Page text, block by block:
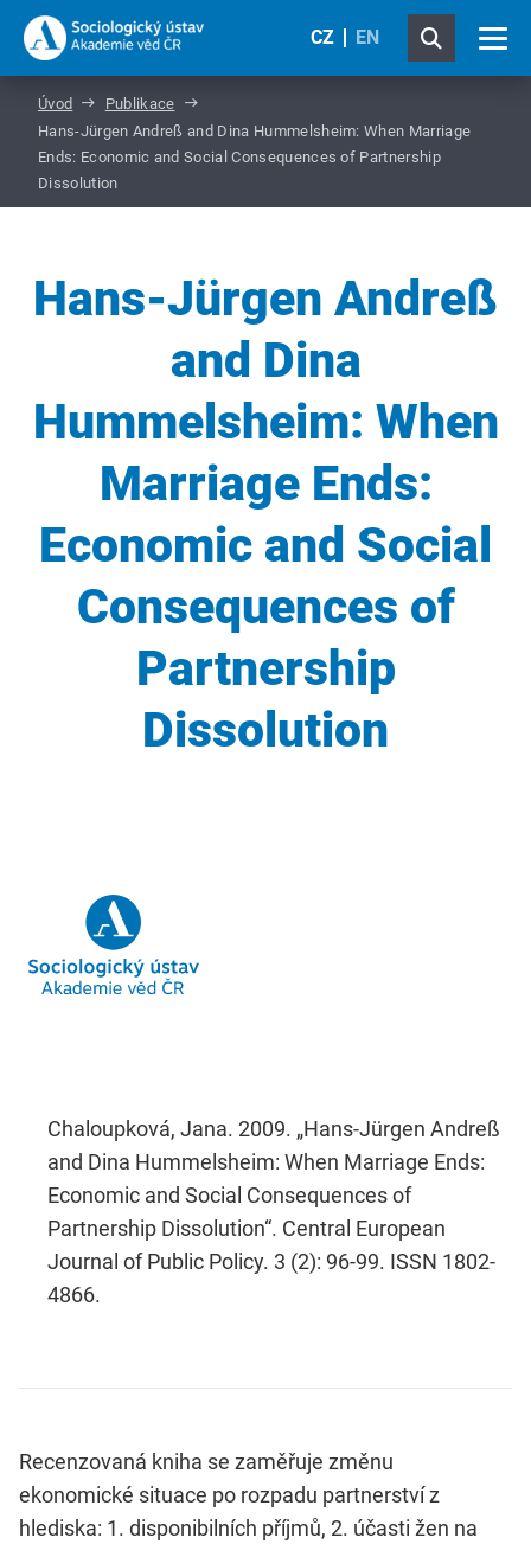
CZ EN
Úvod
Publikace
Hans-Jürgen Andreß and Dina Hummelsheim: When Marriage
Ends: Economic and Social Consequences of Partnership
Dissolution
Hans-Jürgen Andreß
and Dina
Hummelsheim: When
Marriage Ends:
Economic and Social
Consequences of
Partnership
Dissolution
Chaloupková, Jana. 2009. „Hans-Jürgen Andreß
and Dina Hummelsheim: When Marriage Ends:
Economic and Social Consequences of
Partnership Dissolution“. Central European
Journal of Public Policy. 3 (2): 96-99. ISSN 1802-
4866.
Recenzovaná kniha se zaměřuje změnu
ekonomické situace po rozpadu partnerství z
hlediska: 1. disponibilních příjmů, 2. účasti žen na